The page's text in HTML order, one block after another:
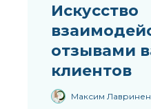
Искусство
отзывами
клиентов
Максим